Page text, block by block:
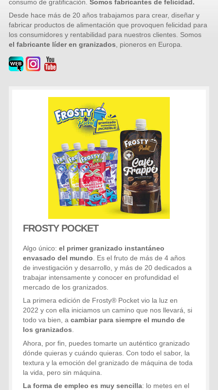
consumo de gratificación.Somos fabricantes de felicidad.
Desde hace más de 20 años trabajamos para crear, diseñar y
fabricar productos de alimentación que provoquen felicidad para
los consumidores y rentabilidad para nuestros clientes. Somos
el fabricante líder en granizados, pioneros en Europa.
FROSTY POCKET
Algo único:el primer granizado instantáneo
envasado del mundo . Es el fruto de más de 4 años
de investigación y desarrollo, y más de 20 dedicados a
trabajar intensamente y conocer en profundidad el
mercado de los granizados.
La primera edición de Frosty® Pocket vio la luz en
2022 y con ella iniciamos un camino que nos llevará, si
todo va bien, acambiar para siempre el mundo de
los granizados.
Ahora, por fin, puedes tomarte un auténtico granizado
dónde quieras y cuándo quieras. Con todo el sabor, la
textura y la emoción del granizado de máquina de toda
la vida, pero sin máquina.
La forma de empleo es muy sencilla: lo metes en el